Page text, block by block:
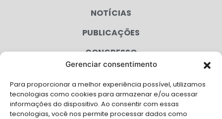
Gerenciar consentimento
Para proporcionar a melhor experiência possível, utilizamos
tecnologias como cookies para armazenar e/ou acessar
informações do dispositivo. Ao consentir com essas
tecnologias, você nos permite processar dados como
NOTÍCIAS
PUBLICAÇÕES
CONGRESSO
CAMPANHAS
SERVIÇOS